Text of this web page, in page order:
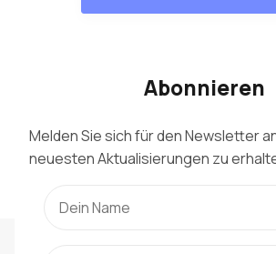
Abonnieren
Melden Sie sich für den Newsletter
neuesten Aktualisierungen zu